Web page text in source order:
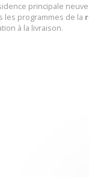
principale
les programmes de la
à la livraison.